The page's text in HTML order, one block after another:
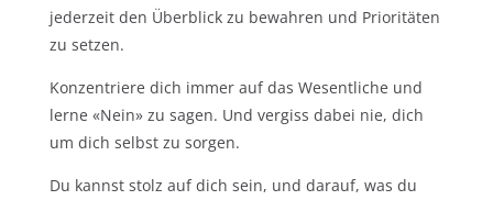
jederzeit den Überblick zu bewahren und Prioritäten
zu setzen.
Konzentriere dich immer auf das Wesentliche und
lerne «Nein» zu sagen. Und vergiss dabei nie, dich
um dich selbst zu sorgen.
Du kannst stolz auf dich sein, und darauf, was du